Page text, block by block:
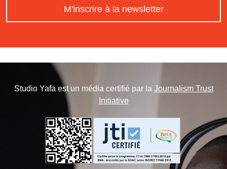
M'inscrire à la newsletter
Studio Yafa est un média certifié par la Journalism Trust
Initiative